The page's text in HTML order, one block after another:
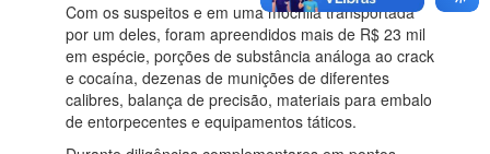
Com os suspeitos e em uma mochila transportada
por um deles, foram apreendidos mais de R$ 23 mil
em espécie, porções de substância análoga ao crack
e cocaína, dezenas de munições de diferentes
calibres, balança de precisão, materiais para embalo
de entorpecentes e equipamentos táticos.